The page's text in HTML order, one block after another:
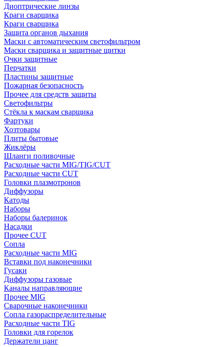
Диоптрические линзы
Краги сварщика
Краги сварщика
Защита органов дыхания
Маски с автоматическим светофильтром
Маски сварщика и защитные щитки
Очки защитные
Перчатки
Пластины защитные
Пожарная безопасность
Прочее для средств защиты
Светофильтры
Стёкла к маскам сварщика
Фартуки
Хозтовары
Плиты бытовые
Жиклёры
Шланги поливочные
Расходные части MIG/TIG/CUT
Расходные части CUT
Головки плазмотронов
Диффузоры
Катоды
Наборы
Наборы балеринок
Насадки
Прочее CUT
Сопла
Расходные части MIG
Вставки под наконечники
Гусаки
Диффузоры газовые
Каналы направляющие
Прочее MIG
Сварочные наконечники
Сопла газораспределительные
Расходные части TIG
Головки для горелок
Держатели цанг